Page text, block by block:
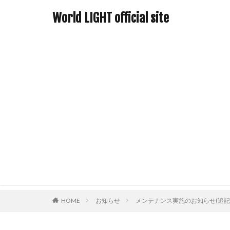
World LIGHT official site
HOME お知らせ メンテナンス実施のお知らせ(追